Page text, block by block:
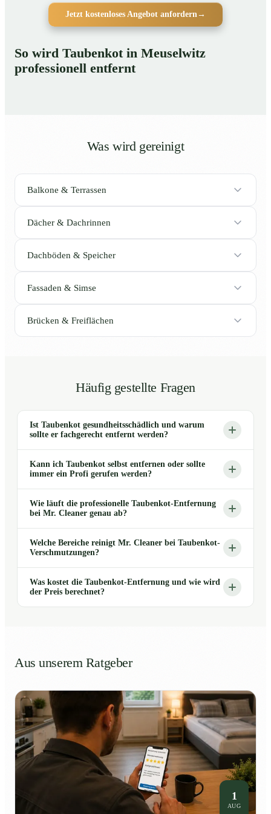
Jetzt kostenloses Angebot anfordern→
So wird Taubenkot in Meuselwitz
professionell entfernt
Was wird gereinigt
Balkone & Terrassen
Dächer & Dachrinnen
Dachböden & Speicher
Fassaden & Simse
Brücken & Freiflächen
Häufig gestellte Fragen
Ist Taubenkot gesundheitsschädlich und warum
sollte er fachgerecht entfernt werden?
Kann ich Taubenkot selbst entfernen oder sollte
immer ein Profi gerufen werden?
Wie läuft die professionelle Taubenkot-Entfernung
bei Mr. Cleaner genau ab?
Welche Bereiche reinigt Mr. Cleaner bei Taubenkot-
Verschmutzungen?
Was kostet die Taubenkot-Entfernung und wie wird
der Preis berechnet?
Aus unserem Ratgeber
1
AUG